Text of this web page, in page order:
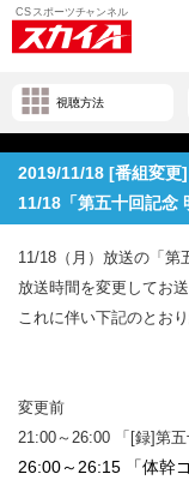
視聴方法
2019/11/18 [番組変更]
11/18「第五十回記念
11/18（月）放送の「第
放送時間を変更してお送
これに伴い下記のとお
変更前
21:00～26:00 「[録]第
26:00～26:15 「体幹